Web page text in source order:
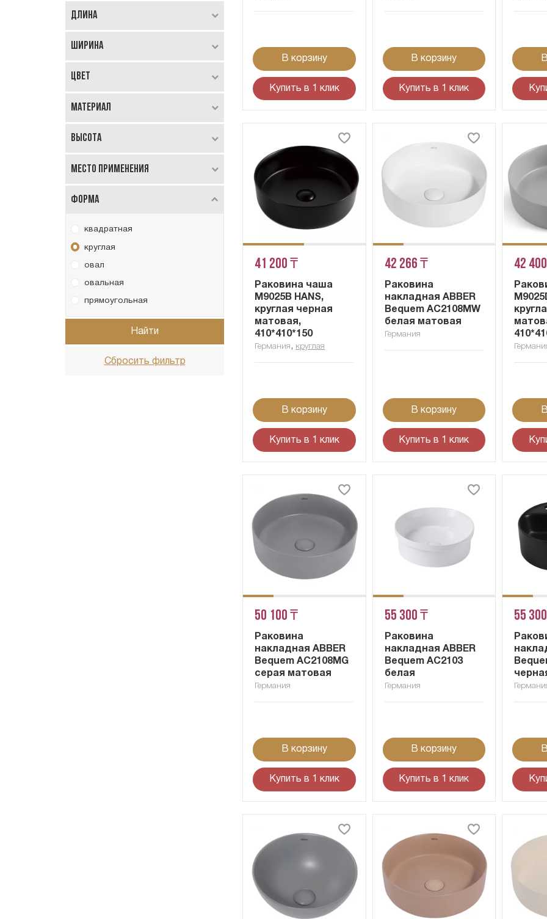
Длина
Ширина
Цвет
Материал
Высота
Место применения
Форма
квадратная
круглая
овал
овальная
прямоугольная
Найти
Сбросить фильтр
В корзину
Купить в 1 клик
В корзину
Купить в 1 клик
41 200 ₸
Раковина чаша
M9025B HANS,
круглая черная
матовая,
410*410*150
Германия , круглая
В корзину
Купить в 1 клик
42 266 ₸
Раковина
накладная ABBER
Bequem AC2108MW
белая матовая
Германия
В корзину
Купить в 1 клик
42
50 100 ₸
Раковина
накладная ABBER
Bequem AC2108MG
серая матовая
Германия
В корзину
Купить в 1 клик
55 300 ₸
Раковина
накладная ABBER
Bequem AC2103
белая
Германия
В корзину
Купить в 1 клик
55